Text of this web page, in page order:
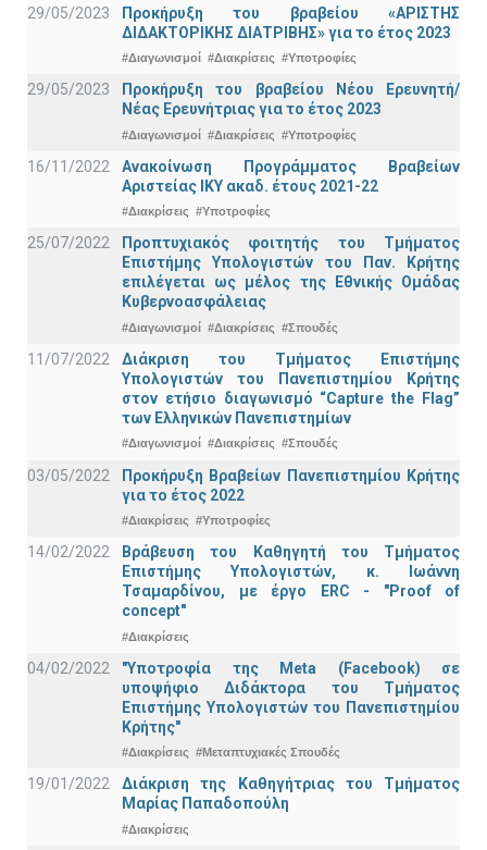
29/05/2023
Προκήρυξη του βραβείου «ΑΡΙΣΤΗΣ
ΔΙΔΑΚΤΟΡΙΚΗΣ ΔΙΑΤΡΙΒΗΣ» για το έτος 2023
#Διαγωνισμοί #Διακρίσεις #Υποτροφίες
29/05/2023
Προκήρυξη του βραβείου Νέου Ερευνητή/
Νέας Ερευνήτριας για το έτος 2023
#Διαγωνισμοί #Διακρίσεις #Υποτροφίες
16/11/2022
Ανακοίνωση Προγράμματος Βραβείων
Αριστείας ΙΚΥ ακαδ. έτους 2021-22
#Διακρίσεις #Υποτροφίες
25/07/2022
Προπτυχιακός φοιτητής του Τμήματος
Επιστήμης Υπολογιστών του Παν. Κρήτης
επιλέγεται ως μέλος της Εθνικής Ομάδας
Κυβερνοασφάλειας
#Διαγωνισμοί #Διακρίσεις #Σπουδές
11/07/2022
Διάκριση του Τμήματος Επιστήμης
Υπολογιστών του Πανεπιστημίου Κρήτης
στον ετήσιο διαγωνισμό “Capture the Flag”
των Ελληνικών Πανεπιστημίων
#Διαγωνισμοί #Διακρίσεις #Σπουδές
03/05/2022
Προκήρυξη Βραβείων Πανεπιστημίου Κρήτης
για το έτος 2022
#Διακρίσεις #Υποτροφίες
14/02/2022
Βράβευση του Καθηγητή του Τμήματος
Επιστήμης Υπολογιστών, κ. Ιωάννη
Τσαμαρδίνου, με έργο ERC - "Proof of
concept"
#Διακρίσεις
04/02/2022
"Υποτροφία της Meta (Facebook) σε
υποψήφιο Διδάκτορα του Τμήματος
Επιστήμης Υπολογιστών του Πανεπιστημίου
Κρήτης"
#Διακρίσεις #Μεταπτυχιακές Σπουδές
19/01/2022
Διάκριση της Καθηγήτριας του Τμήματος
Μαρίας Παπαδοπούλη
#Διακρίσεις